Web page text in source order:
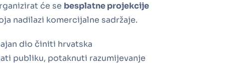
će se besplatne projekcije
nadilazi komercijalne sadržaje.
dio činiti hrvatska
publiku, potaknuti razumijevanje